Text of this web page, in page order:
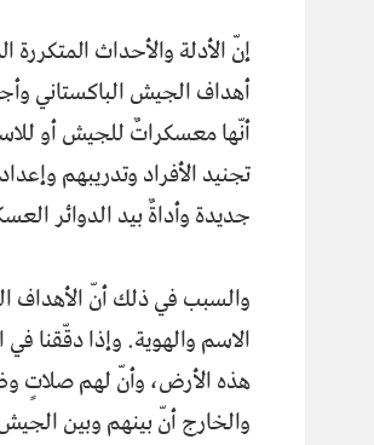
إنّ الأدلة والأحداث
أهداف الجيش الباكستاني
أنّها معسكراتٌ للجيش أو
تجنيد الأفراد وتدريبهم
جديدة وأداةٌ بيد الدوائر
والسبب في ذلك أنّ الأهداف
الاسم والهوية. وإذا دقّقنا
هذه الأرض، وأنّ لهم صلاتٍ
والخارج أنّ بينهم وبين